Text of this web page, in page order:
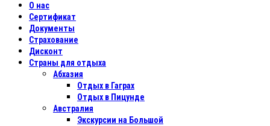
О нас
Сертификат
Документы
Страхование
Дисконт
Страны для отдыха
Абхазия
Отдых в Гаграх
Отдых в Пицунде
Австралия
Экскурсии на Большой